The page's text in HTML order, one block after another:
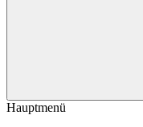
Hauptmenü